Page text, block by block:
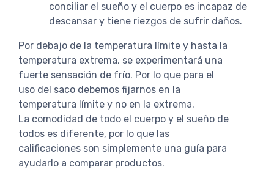
conciliar el sueño y el cuerpo es incapaz de
descansar y tiene riezgos de sufrir daños.
Por debajo de la temperatura límite y hasta la
temperatura extrema, se experimentará una
fuerte sensación de frío. Por lo que para el
uso del saco debemos fijarnos en la
temperatura límite y no en la extrema.
La comodidad de todo el cuerpo y el sueño de
todos es diferente, por lo que las
calificaciones son simplemente una guía para
ayudarlo a comparar productos.